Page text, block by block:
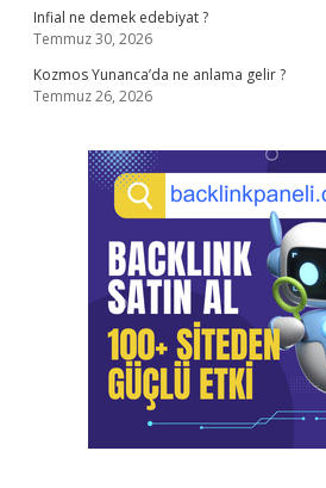
Infial ne demek edebiyat ?
Temmuz 30, 2026
Kozmos Yunanca’da ne anlama gelir ?
Temmuz 26, 2026